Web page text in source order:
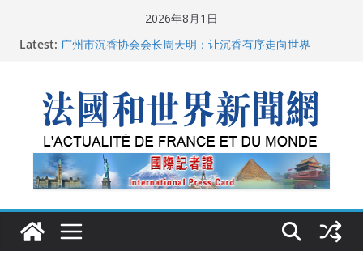
2026年8月1日
Latest: 父亲的日记
“没有空调的欧洲”：一场被放大的无知
从一杯沉香叶茶到一缕海南天香：加拿大茶艺师邓岚月
海南沉香文化考察纪行